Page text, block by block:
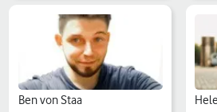
Ben von Staa